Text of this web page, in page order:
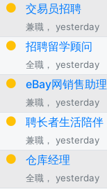
交易员招聘
兼職， yesterday
招聘留学顾问
全職， yesterday
eBay网销售助理
兼職， yesterday
聘长者生活陪伴
兼職， yesterday
仓库经理
全職， yesterday